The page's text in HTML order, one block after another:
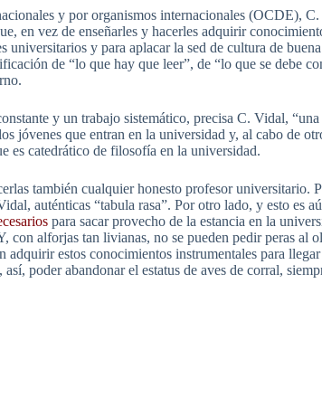
y por organismos internacionales (OCDE),
en vez de enseñarles y hacerles adquirir
universitarios y para aplacar la sed de cultura de
de “lo que hay que leer”, de “lo que se debe
y un trabajo sistemático, precisa C. Vidal,
jóvenes que entran en la universidad y, al cabo de
es catedrático de filosofía en la universidad.
también cualquier honesto profesor universitario.
auténticas “tabula rasa”. Por otro lado, y esto es
para sacar provecho de la estancia en la
con alforjas tan livianas, no se pueden pedir peras
estos conocimientos instrumentales para
poder abandonar el estatus de aves de corral,